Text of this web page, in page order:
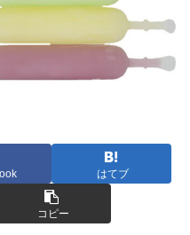
はてブ
コピー